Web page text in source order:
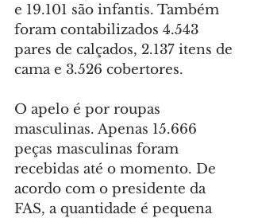
e 19.101 são infantis. Também
foram contabilizados 4.543
pares de calçados, 2.137 itens de
cama e 3.526 cobertores.
O apelo é por roupas
masculinas. Apenas 15.666
peças masculinas foram
recebidas até o momento. De
acordo com o presidente da
FAS, a quantidade é pequena